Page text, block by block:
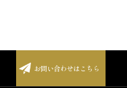
お問い合わせはこちら